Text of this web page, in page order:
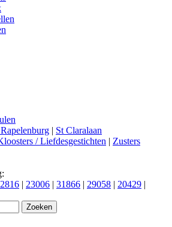
| St Claralaan
/ Liefdesgestichten | Zusters
| 23006 | 31866 | 29058 | 20429 |